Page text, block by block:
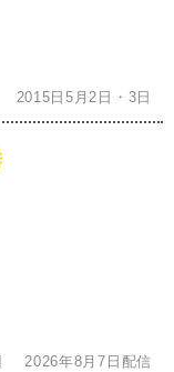
2015日5月2日・3日
2026年8月7日配信